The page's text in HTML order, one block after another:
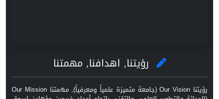
رؤيتنا, اهدافنا, مهمتنا
رؤيتنا Our Vision (جامعة متميزة علمياً ومعرفياً), مهمتنا Our Mission